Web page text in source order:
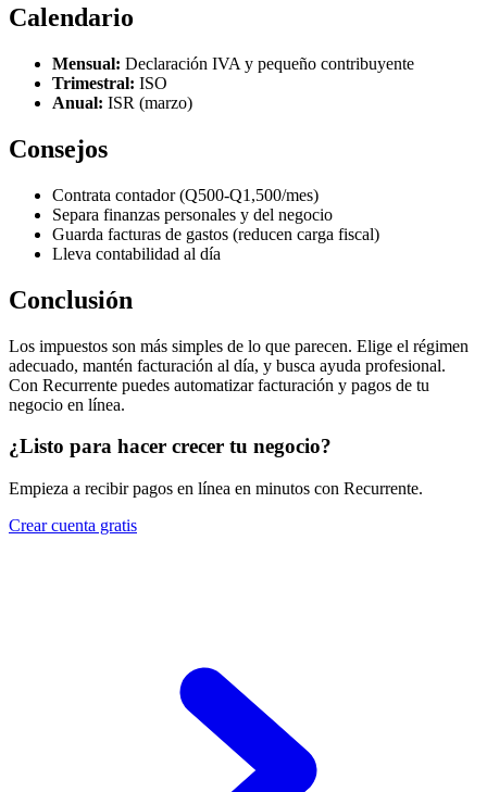
Calendario
Mensual: Declaración IVA y pequeño contribuyente
Trimestral: ISO
Anual: ISR (marzo)
Consejos
Contrata contador (Q500-Q1,500/mes)
Separa finanzas personales y del negocio
Guarda facturas de gastos (reducen carga fiscal)
Lleva contabilidad al día
Conclusión
Los impuestos son más simples de lo que parecen. Elige el régimen
adecuado, mantén facturación al día, y busca ayuda profesional.
Con Recurrente puedes automatizar facturación y pagos de tu
negocio en línea.
¿Listo para hacer crecer tu negocio?
Empieza a recibir pagos en línea en minutos con Recurrente.
Crear cuenta gratis